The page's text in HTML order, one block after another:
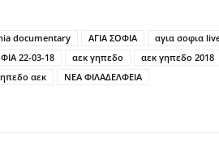
documentary ΑΓΙΑ ΣΟΦΙΑ
αγια σοφια
22-03-18 αεκ γηπεδο
αεκ γηπεδο 2018
αεκ
ΝΕΑ ΦΙΛΑΔΕΛΦΕΙΑ